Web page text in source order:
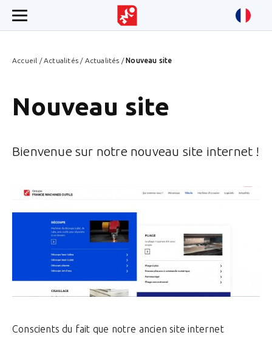
Accueil /Actualités / Actualités /Nouveau site
Nouveau site
Bienvenue sur notre nouveau site internet !
Conscients du fait que notre ancien site internet